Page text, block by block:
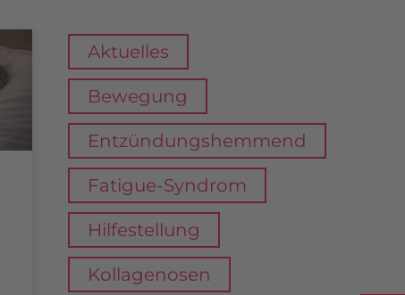
Aktuelles
Bewegung
Entzündungshemmend
Fatigue-Syndrom
Hilfestellung
Kollagenosen